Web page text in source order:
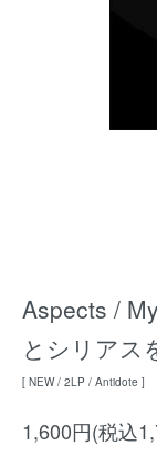
Aspects /
とシリアス
[ NEW / 2LP / Antidote ]
1,600円(税込